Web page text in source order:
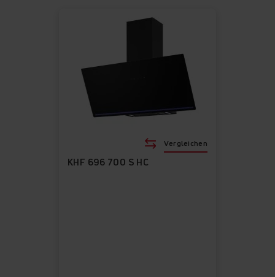
KHF 696 700 S HC
Vergleichen